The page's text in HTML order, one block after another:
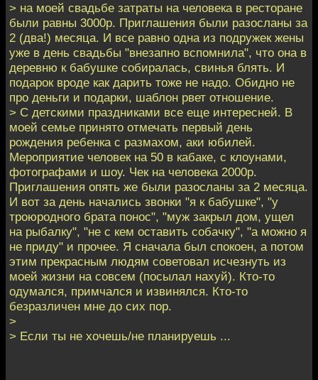
> на моей свадьбе затраты на человека в ресторане
были равны 3000р. Приглашения были разосланы за
2 (два!) месяца. И все равно одна из подружек жены
уже в день свадьбы "внезапно вспомнила", что она в
деревню к бабушке собиралась, свинья блять. И
подарок вроде как дарить тоже не надо. Обидно не
про деньги и подарки, шаблон рвет отношение.
> С детскими праздниками все еще интересней. В
моей семье принято отмечать первый день
рождения ребенка с размахом, аки юбилей.
Мероприятие человек на 50 в кабаке, с клоунами,
фотографами и шоу. Чек на человека 2000р.
Приглашения опять же были разосланы за 2 месяца.
И вот за день начались звонки "я к бабушке", "у
троюродного брата понос", "муж закрыл дом, ущел
на рыбалку", "не с кем оставить собачку", "а можно я
не приду" и прочее. Я сначала был спокоен, а потом
этим прекрасным людям советовал исчезнуть из
моей жизни на совсем (посылал нахуй). Кто-то
одумался, примчался и извинялся. Кто-то
безразличен мне до сих пор.
>
> Если ты не хочешь/не планируешь ...